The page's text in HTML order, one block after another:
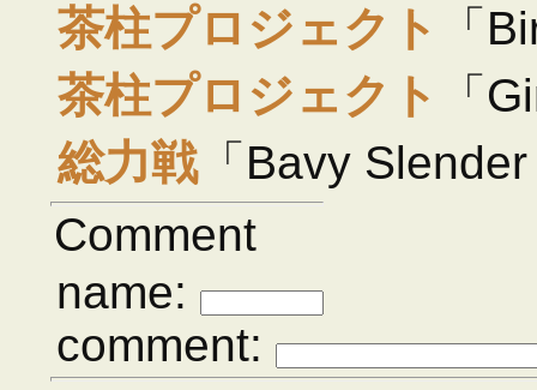
茶柱プロジェクト
「
茶柱プロジェクト
「
総力戦 「Bavy
Comment
name:
comment: